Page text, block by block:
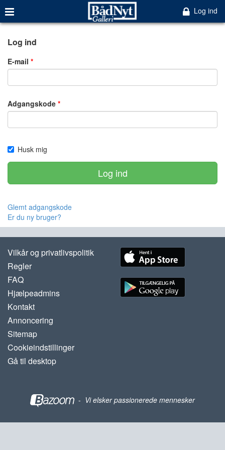
Log ind
Log ind
E-mail
Adgangskode
Husk mig
Log ind
Glemt adgangskode
Er du ny bruger?
Vilkår og privatlivspolitik
Regler
FAQ
Hjælpeadmins
Kontakt
Annoncering
Sitemap
Cookieindstillinger
Gå til desktop
- Vi elsker passionerede mennesker